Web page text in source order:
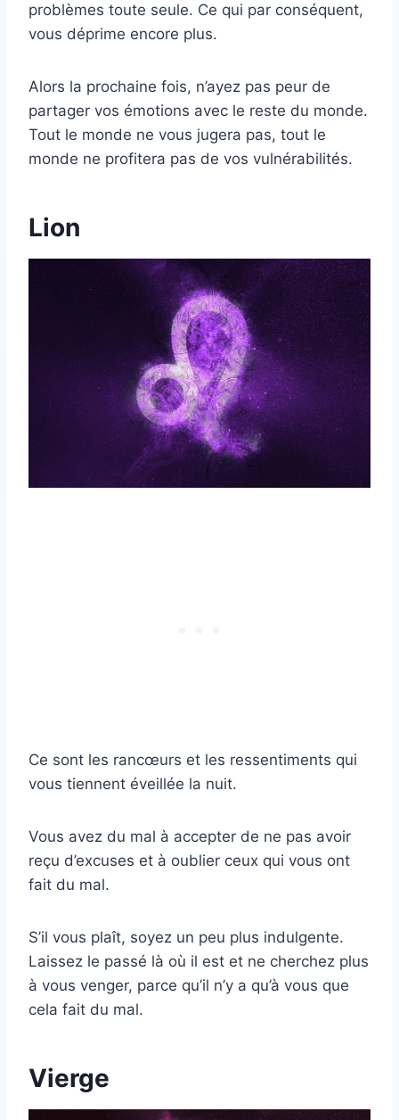
problèmes toute seule. Ce qui par conséquent,
vous déprime encore plus.
Alors la prochaine fois, n’ayez pas peur de
partager vos émotions avec le reste du monde.
Tout le monde ne vous jugera pas, tout le
monde ne profitera pas de vos vulnérabilités.
Lion
Ce sont les rancœurs et les ressentiments qui
vous tiennent éveillée la nuit.
Vous avez du mal à accepter de ne pas avoir
reçu d’excuses et à oublier ceux qui vous ont
fait du mal.
S’il vous plaît, soyez un peu plus indulgente.
Laissez le passé là où il est et ne cherchez plus
à vous venger, parce qu’il n’y a qu’à vous que
cela fait du mal.
Vierge